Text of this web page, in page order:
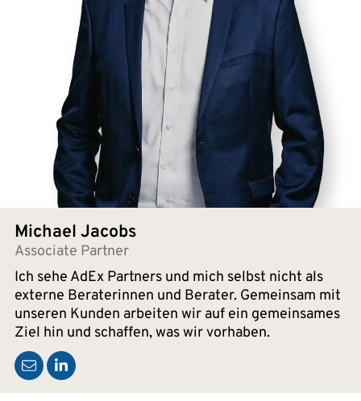
Michael Jacobs
Associate Partner
Ich sehe AdEx Partners und mich selbst nicht als
externe Beraterinnen und Berater. Gemeinsam mit
unseren Kunden arbeiten wir auf ein gemeinsames
Ziel hin und schaffen, was wir vorhaben.